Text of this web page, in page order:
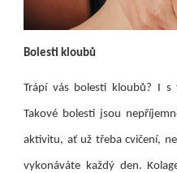
Bolesti kloubů
Trápí vás bolesti kloubů? I s
Takové bolesti jsou
aktivitu, ať už třeba cvičení,
vykonáváte každý den.